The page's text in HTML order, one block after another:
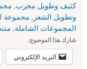
كثيف وطويل مجرب,
وتطويل الشعر , مجموعة
المجموعات الشاملة,
شارك هذا الموضوع:
البريد الإلكتروني